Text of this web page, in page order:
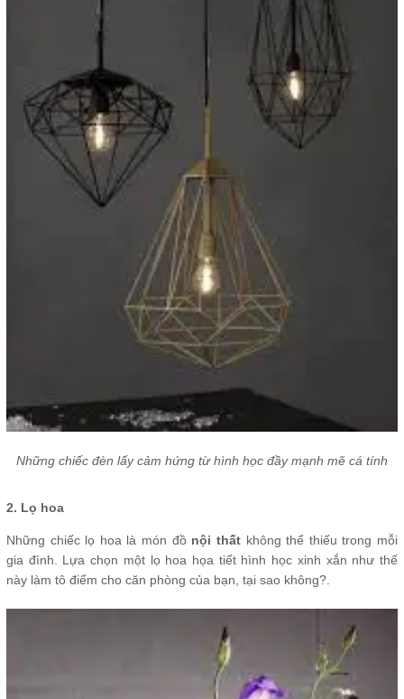
Những chiếc đèn lấy cảm hứng từ hình học đầy mạnh mẽ cá tính
2. Lọ hoa
Những chiếc lọ hoa là món đồ nội thấtkhông thể thiếu trong mỗi
gia đình. Lựa chọn một lọ hoa họa tiết hình học xinh xắn như thế
này làm tô điểm cho căn phòng của bạn, tại sao không?.